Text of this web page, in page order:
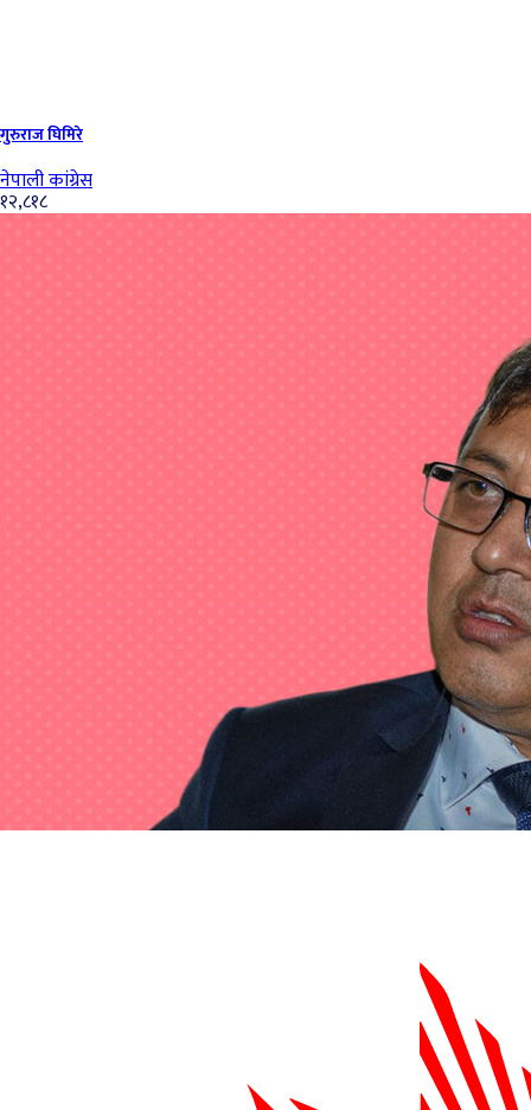
गुरुराज घिमिरे
नेपाली कांग्रेस
१२,८१८